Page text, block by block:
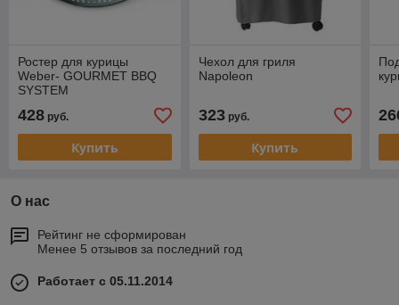
Ростер для курицы
Weber- GOURMET BBQ
SYSTEM
428 руб.
Купить
Чехол для гриля
Napoleon
323руб.
Купить
О нас
Рейтинг не сформирован
Менее 5 отзывов за последний год
Работает с 05.11.2014